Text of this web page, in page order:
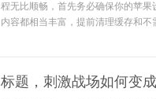
程无比顺畅，首先务必确保你的苹果
内容都相当丰富，提前清理缓存和不
标题，刺激战场如何变